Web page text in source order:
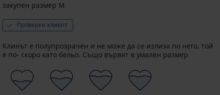
закупен размер M
Проверен клиент
Клинът е полупрозрачен и не може да се излиза по него, той
е по- скоро като бельо. Също вървят в умален размер